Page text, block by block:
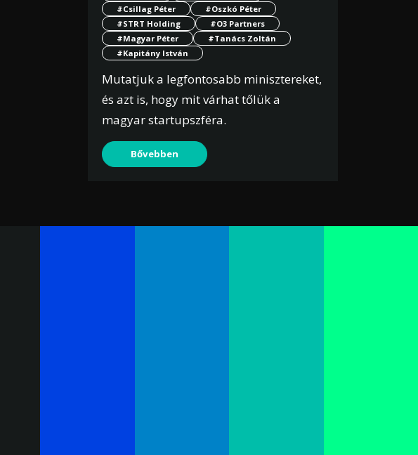
#Csillag Péter
#Oszkó Péter
#STRT Holding
#O3 Partners
#Magyar Péter
#Tanács Zoltán
#Kapitány István
Mutatjuk a legfontosabb minisztereket,
és azt is, hogy mit várhat tőlük a
magyar startupszféra.
Bővebben